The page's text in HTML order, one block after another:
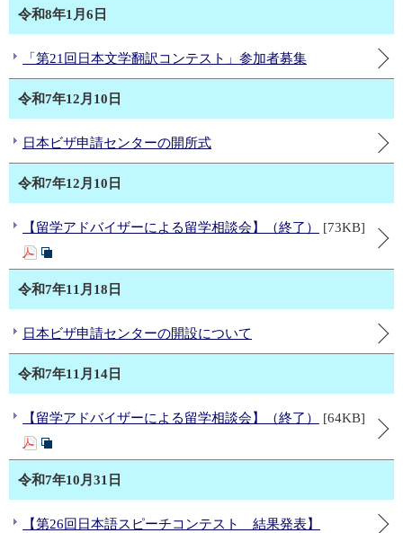
令和8年1月6日
「第21回日本文学翻訳コンテスト」参加者募集
令和7年12月10日
日本ビザ申請センターの開所式
令和7年12月10日
【留学アドバイザーによる留学相談会】（終了） [73KB]
令和7年11月18日
日本ビザ申請センターの開設について
令和7年11月14日
【留学アドバイザーによる留学相談会】（終了） [64KB]
令和7年10月31日
【第26回日本語スピーチコンテスト 結果発表】